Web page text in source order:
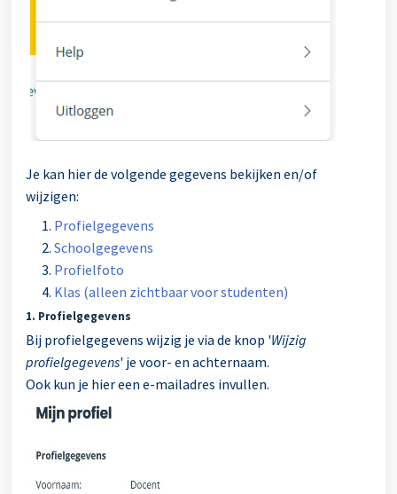
Je kan hier de volgende gegevens bekijken en/of
wijzigen:
Profielgegevens
Schoolgegevens
Profielfoto
Klas (alleen zichtbaar voor studenten)
1. Profielgegevens
Bij profielgegevens wijzig je via de knop 'Wijzig
profielgegevens' je voor- en achternaam.
Ook kun je hier een e-mailadres invullen.